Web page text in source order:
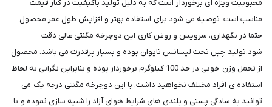
محبوبیت ویژه ای برخوردار است که به دلیل تولید باکیفیت در کنار قیمت
مناسب است. توصیه می شود برای استفاده بهتر و افزایش طول عمر محصول
حتما در نگهداری، سرویس و روغن کاری این دوچرخه مگنتی عالی دقت
شود.تولید چین تحت لیسانس تایوان بوده و بسیار پرقدرت می باشد. محصول
از تحمل وزن خوبی در حد 100 کیلوگرم برخوردار بوده و بنابراین نگرانی به لحاظ
استفاده ی افراد مختلف نخواهید داشت. با این دوچرخه مگنتی درجه یک می
توانید به سادگی پستی و بلندی های شرایط هوای آزاد را شبیه سازی نموده و با